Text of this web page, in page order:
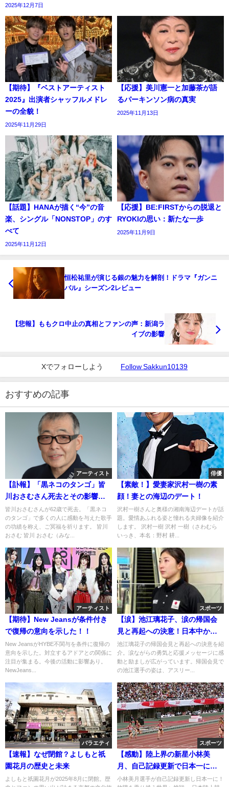
2025年12月7日
【期待】『ベストアーティスト
2025』出演者シャッフルメドレ
ーの全貌！
2025年11月29日
【応援】美川憲一と加藤茶が語
るパーキンソン病の真実
2025年11月13日
【話題】HANAが描く“今”の音
楽、シングル「NONSTOP」のす
べて
2025年11月12日
【応援】BE:FIRSTからの脱退と
RYOKIの思い：新たな一歩
2025年11月9日
恒松祐里が演じる銀の魅力を解剖！ドラマ『ガンニ
バル』シーズン2レビュー
【悲報】ももクロ中止の真相とファンの声：新潟ラ
イブの影響
Xでフォローしよう Follow Sakkun10139
おすすめの記事
アーティスト
【訃報】「黒ネコのタンゴ」皆
川おさむさん死去とその影響。
ご冥福をお祈りいたします。
皆川おさむさんが62歳で死去。「黒ネコ
のタンゴ」で多くの人に感動を与えた歌手
の功績を称え、ご冥福を祈ります。 皆川
おさむ 皆川 おさむ（みな...
俳優
【素敵！】愛妻家沢村一樹の素
顔！妻との海辺のデート！
沢村一樹さんと奥様の湘南海辺デートが話
題。愛情あふれる姿と憧れる夫婦像を紹介
します。 沢村一樹 沢村 一樹（さわむら
いっき、本名：野村 耕...
アーティスト
【期待】New Jeansが条件付き
で復帰の意向を示した！！
New JeansがHYBE不関与を条件に復帰の
意向を示した。対立するアドアとの関係に
注目が集まる。今後の活動に影響あり。
NewJeans...
スポーツ
【涙】池江璃花子、涙の帰国会
見と再起への決意！日本中から
応援の声！！
池江璃花子の帰国会見と再起への決意を紹
介。涙ながらの勇気と応援メッセージに感
動と励ましが広がっています。帰国会見で
の池江選手の姿は、アスリー...
バラエティ
【速報】なぜ閉館？よしもと祇
園花月の歴史と未来
よしもと祇園花月が2025年8月に閉館。歴
スポーツ
【感動】陸上界の新星小林美
月、自己記録更新で日本一に！
次は世界へ
小林美月選手が自己記録更新し日本一に！